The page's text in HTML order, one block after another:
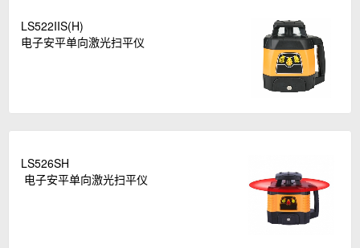
LS522IIS(H)
电子安平单向激光扫平仪
LS526SH
电子安平单向激光扫平仪